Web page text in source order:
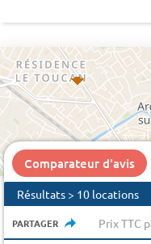
Comparateur d'avis
Résultats > 10 locations
PARTAGER Prix TTC